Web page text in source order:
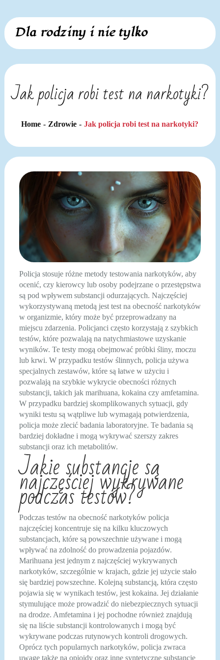
Skip
content
Dla rodziny i nie tylko
Jak policja robi test na narkotyki?
Home Zdrowie Jak policja robi test na narkotyki?
Policja stosuje różne metody testowania narkotyków, aby
ocenić, czy kierowcy lub osoby podejrzane o przestępstwa
są pod wpływem substancji odurzających. Najczęściej
wykorzystywaną metodą jest test na obecność narkotyków
w organizmie, który może być przeprowadzany na
miejscu zdarzenia. Policjanci często korzystają z szybkich
testów, które pozwalają na natychmiastowe uzyskanie
wyników. Te testy mogą obejmować próbki śliny, moczu
lub krwi. W przypadku testów ślinnych, policja używa
specjalnych zestawów, które są łatwe w użyciu i
pozwalają na szybkie wykrycie obecności różnych
substancji, takich jak marihuana, kokaina czy amfetamina.
W przypadku bardziej skomplikowanych sytuacji, gdy
wyniki testu są wątpliwe lub wymagają potwierdzenia,
policja może zlecić badania laboratoryjne. Te badania są
bardziej dokładne i mogą wykrywać szerszy zakres
substancji oraz ich metabolitów.
Jakie substancje są
najczęściej wykrywane
podczas testów?
Podczas testów na obecność narkotyków policja
najczęściej koncentruje się na kilku kluczowych
substancjach, które są powszechnie używane i mogą
wpływać na zdolność do prowadzenia pojazdów.
Marihuana jest jednym z najczęściej wykrywanych
narkotyków, szczególnie w krajach, gdzie jej użycie stało
się bardziej powszechne. Kolejną substancją, która często
pojawia się w wynikach testów, jest kokaina. Jej działanie
stymulujące może prowadzić do niebezpiecznych sytuacji
na drodze. Amfetamina i jej pochodne również znajdują
się na liście substancji kontrolowanych i mogą być
wykrywane podczas rutynowych kontroli drogowych.
Oprócz tych popularnych narkotyków, policja zwraca
uwagę także na opioidy oraz inne syntetyczne substancje